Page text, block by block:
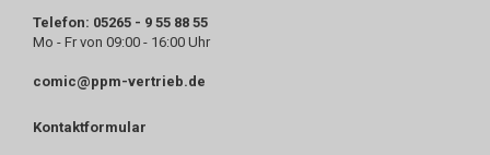
Telefon: 05265 - 9 55 88 55
Mo - Fr von 09:00 - 16:00 Uhr
comic@ppm-vertrieb.de
Kontaktformular